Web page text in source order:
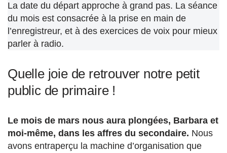
La date du départ approche à grand pas. La séance
du mois est consacrée à la prise en main de
l’enregistreur, et à des exercices de voix pour mieux
parler à radio.
Quelle joie de retrouver notre petit
public de primaire !
Le mois de mars nous aura plongées, Barbara et
moi-même, dans les affres du secondaire. Nous
avons entraperçu la machine d’organisation que